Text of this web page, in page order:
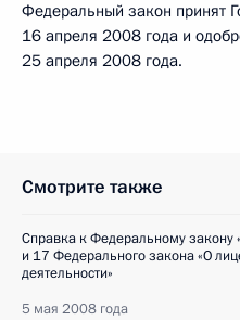
Федеральный закон принят
16 апреля 2008 года и
25 апреля 2008 года.
Смотрите также
Справка к Федеральному закону
и 17 Федерального закона «О
деятельности»
5 мая 2008 года